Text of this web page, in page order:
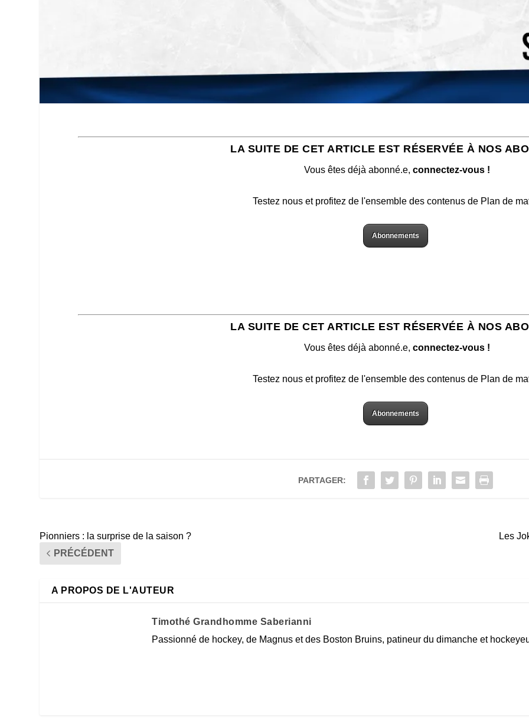
LA SUITE DE CET ARTICLE EST RÉSERVÉE À NOS
Vous êtes déjà abonné.e, connectez-vous !
Testez nous et profitez de l'ensemble des contenus de Plan de
Abonnements
LA SUITE DE CET ARTICLE EST RÉSERVÉE À NOS
Vous êtes déjà abonné.e, connectez-vous !
Testez nous et profitez de l'ensemble des contenus de Plan de
Abonnements
PARTAGER:
Pionniers : la surprise de la saison ?
PRÉCÉDENT
Les
A PROPOS DE L'AUTEUR
Timothé Grandhomme Saberianni
Passionné de hockey, de Magnus et des Boston Bruins, patineur du dimanche et